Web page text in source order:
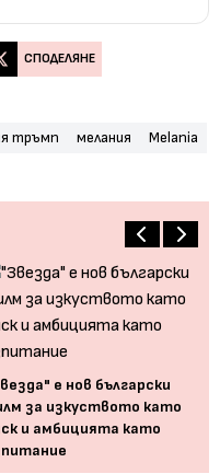
СПОДЕЛЯНЕ
тръмп мелания
Melania
е нов български
за изкуството като
и амбицията като